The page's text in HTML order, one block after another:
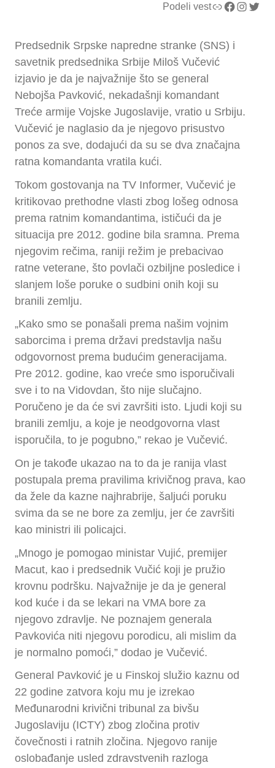
Podeli vestLink Facebook InstagramTwitter
Predsednik Srpske napredne stranke (SNS) i
savetnik predsednika Srbije Miloš Vučević
izjavio je da je najvažnije što se general
Nebojša Pavković, nekadašnji komandant
Treće armije Vojske Jugoslavije, vratio u Srbiju.
Vučević je naglasio da je njegovo prisustvo
ponos za sve, dodajući da su se dva značajna
ratna komandanta vratila kući.
Tokom gostovanja na TV Informer, Vučević je
kritikovao prethodne vlasti zbog lošeg odnosa
prema ratnim komandantima, ističući da je
situacija pre 2012. godine bila sramna. Prema
njegovim rečima, raniji režim je prebacivao
ratne veterane, što povlači ozbiljne posledice i
slanjem loše poruke o sudbini onih koji su
branili zemlju.
„Kako smo se ponašali prema našim vojnim
saborcima i prema državi predstavlja našu
odgovornost prema budućim generacijama.
Pre 2012. godine, kao vreće smo isporučivali
sve i to na Vidovdan, što nije slučajno.
Poručeno je da će svi završiti isto. Ljudi koji su
branili zemlju, a koje je neodgovorna vlast
isporučila, to je pogubno,” rekao je Vučević.
On je takođe ukazao na to da je ranija vlast
postupala prema pravilima krivičnog prava, kao
da žele da kazne najhrabrije, šaljući poruku
svima da se ne bore za zemlju, jer će završiti
kao ministri ili policajci.
„Mnogo je pomogao ministar Vujić, premijer
Macut, kao i predsednik Vučić koji je pružio
krovnu podršku. Najvažnije je da je general
kod kuće i da se lekari na VMA bore za
njegovo zdravlje. Ne poznajem generala
Pavkovića niti njegovu porodicu, ali mislim da
je normalno pomoći,” dodao je Vučević.
General Pavković je u Finskoj služio kaznu od
22 godine zatvora koju mu je izrekao
Međunarodni krivični tribunal za bivšu
Jugoslaviju (ICTY) zbog zločina protiv
čovečnosti i ratnih zločina. Njegovo ranije
oslobađanje usled zdravstvenih razloga